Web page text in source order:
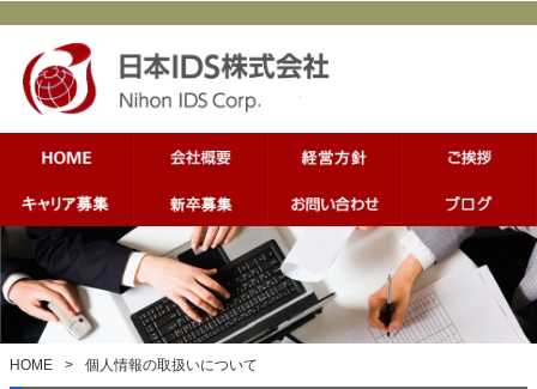
HOME > 個人情報の取扱いについて